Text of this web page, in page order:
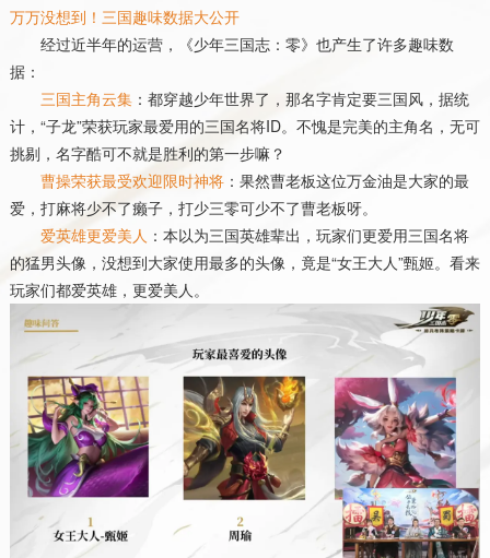
万万没想到！三国趣味数据大公开
经过近半年的运营，《少年三国志：零》也产生了许多趣味数
据：
三国主角云集：都穿越少年世界了，那名字肯定要三国风，据统
计，“子龙”荣获玩家最爱用的三国名将ID。不愧是完美的主角名，无可
挑剔，名字酷可不就是胜利的第一步嘛？
曹操荣获最受欢迎限时神将：果然曹老板这位万金油是大家的最
爱，打麻将少不了癞子，打少三零可少不了曹老板呀。
爱英雄更爱美人 ：本以为三国英雄辈出，玩家们更爱用三国名将
的猛男头像，没想到大家使用最多的头像，竟是“女王大人”甄姬。看来
玩家们都爱英雄，更爱美人。